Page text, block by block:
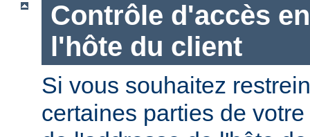
Contrôle d'accès
l'hôte du client
Si vous souhaitez
certaines parties de